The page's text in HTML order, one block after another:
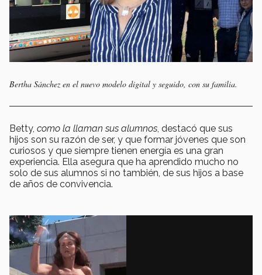
Bertha Sánchez en el nuevo modelo digital y seguido, con su familia.
Betty, como la llaman sus alumnos, destacó que sus
hijos son su razón de ser, y que formar jóvenes que son
curiosos y que siempre tienen energía es una gran
experiencia. Ella asegura que ha aprendido mucho no
solo de sus alumnos si no también, de sus hijos a base
de años de convivencia.